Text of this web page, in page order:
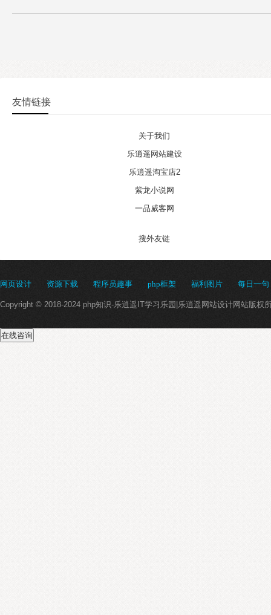
友情链接
关于我们
乐逍遥网站建设
乐逍遥淘宝店2
紫龙小说网
一品威客网
搜外友链
网页设计 资源下载 程序员趣事 php框架 福利图片 每日一句
Copyright © 2018-2024 php知识-乐逍遥IT学习乐园|乐逍遥网站设计网站版权